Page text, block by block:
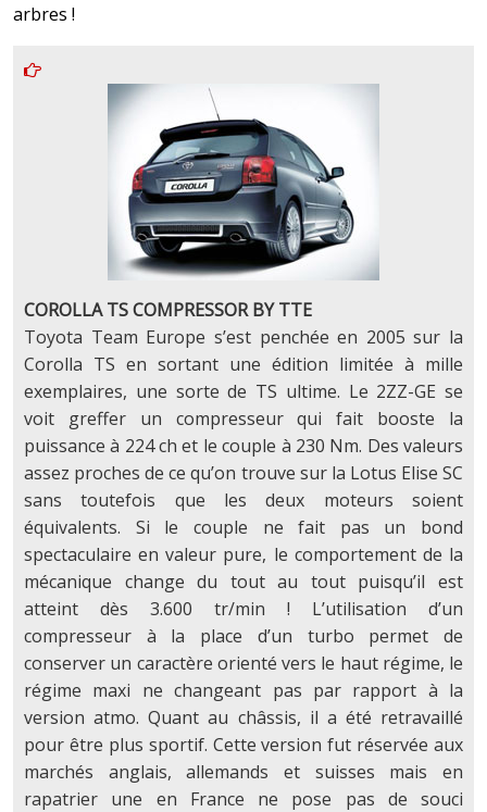
arbres !
COROLLA TS COMPRESSOR BY TTE
Toyota Team Europe s’est penchée en 2005 sur la
Corolla TS en sortant une édition limitée à mille
exemplaires, une sorte de TS ultime. Le 2ZZ-GE se
voit greffer un compresseur qui fait booste la
puissance à 224 ch et le couple à 230 Nm. Des valeurs
assez proches de ce qu’on trouve sur la Lotus Elise SC
sans toutefois que les deux moteurs soient
équivalents. Si le couple ne fait pas un bond
spectaculaire en valeur pure, le comportement de la
mécanique change du tout au tout puisqu’il est
atteint dès 3.600 tr/min ! L’utilisation d’un
compresseur à la place d’un turbo permet de
conserver un caractère orienté vers le haut régime, le
régime maxi ne changeant pas par rapport à la
version atmo. Quant au châssis, il a été retravaillé
pour être plus sportif. Cette version fut réservée aux
marchés anglais, allemands et suisses mais en
rapatrier une en France ne pose pas de souci